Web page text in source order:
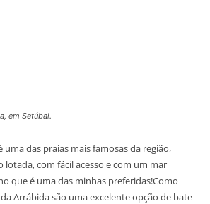
em Setúbal.
das praias mais famosas da região,
lotada, com fácil acesso e com um mar
que é uma das minhas preferidas!Como
Arrábida são uma excelente opção de bate